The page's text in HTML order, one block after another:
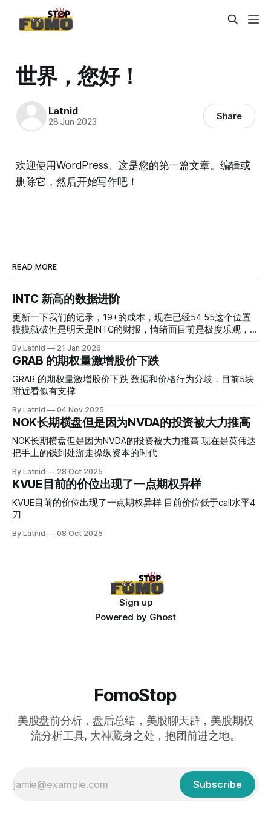
世界，您好！
Latnid
28 Jun 2023 Share
欢迎使用WordPress。这是您的第一篇文章。编辑或
删除它，然后开始写作吧！
READ MORE
INTC 新高的数据进阶
更新一下我们的记录，19+的成本，现在已经54 55这个位置
摸摸就破但是明天是INTC的财报，情绪面目前是极度乐观，反
是突破前的支撑CC感觉可以做，放远些, 因为18A的经验还未
真正得到普遍大众的关注，当然财报可以继续出新消息顶一下
压力位置。 数据在70驻扎 整体呈现 47 – 60 短期位置
By Latnid 21 Jan 2026
GRAB 的期权量激增股价下跌
GRAB 的期权量激增股价下跌 数据和价格行为分歧，目前5块
附近看似有支撑
By Latnid 04 Nov 2025
NOK长期横盘但是因为NVDA的投资被大力推高
NOK长期横盘但是因为NVDA的投资被大力推高 现在是英伟达
把手上的钱到处游走操纵资本的时代
By Latnid 28 Oct 2025
KVUE目前的价位出现了一点期权异样
KVUE目前的价位出现了一点期权异样 目前价位低于call水平4
刀
By Latnid 08 Oct 2025
Sign up
Powered by Ghost
FomoStop
美股盘前分析，盘后总结，美股聊天群，美股期权
流分析工具, 大神藏身之处，抱团前进之地。
Subscribe